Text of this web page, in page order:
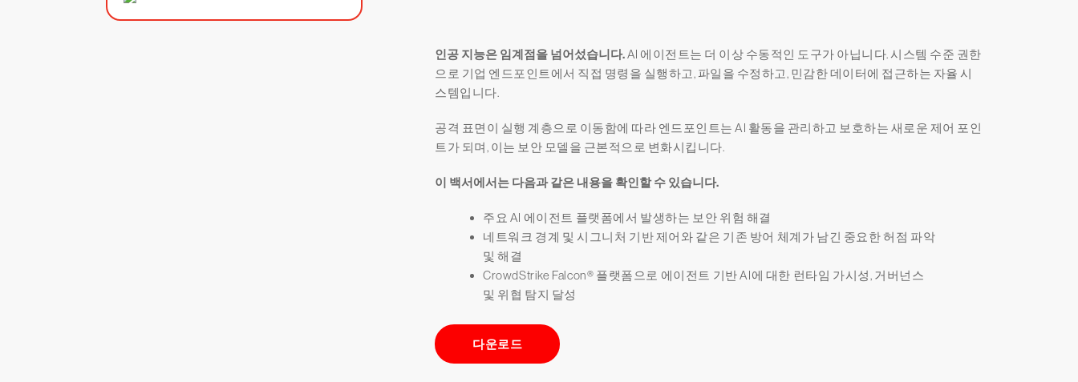
인공 지능은 임계점을 넘어섰습니다.AI 에이전트는 더 이상 수동적인 도구가 아닙니다. 시스템 수준 권한
으로 기업 엔드포인트에서 직접 명령을 실행하고, 파일을 수정하고, 민감한 데이터에 접근하는 자율 시
스템입니다.
공격 표면이 실행 계층으로 이동함에 따라 엔드포인트는 AI 활동을 관리하고 보호하는 새로운 제어 포인
트가 되며, 이는 보안 모델을 근본적으로 변화시킵니다.
이 백서에서는 다음과 같은 내용을 확인할 수 있습니다.
주요 AI 에이전트 플랫폼에서 발생하는 보안 위험 해결
네트워크 경계 및 시그니처 기반 제어와 같은 기존 방어 체계가 남긴 중요한 허점 파악
및 해결
CrowdStrike Falcon® 플랫폼으로 에이전트 기반 AI에 대한 런타임 가시성, 거버넌스
및 위협 탐지 달성
다운로드